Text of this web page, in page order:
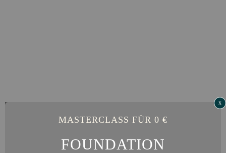
MASTERCLASS FÜR 0 €
FOUNDATION
x